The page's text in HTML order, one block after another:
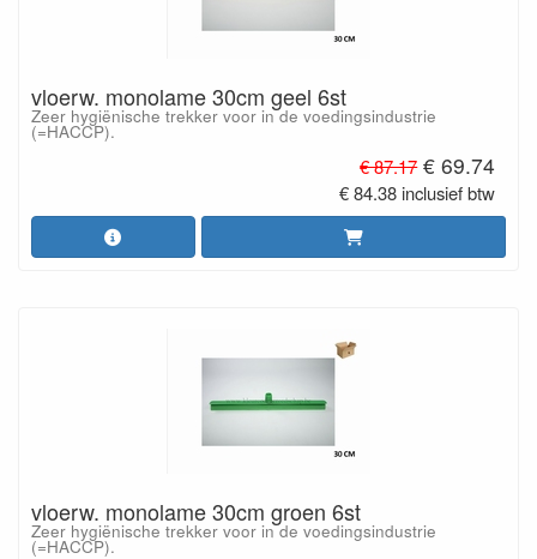
vloerw. monolame 30cm geel 6st
Zeer hygiënische trekker voor in de voedingsindustrie
(=HACCP).
€ 87.17 € 69.74
€ 84.38 inclusief btw
vloerw. monolame 30cm groen 6st
Zeer hygiënische trekker voor in de voedingsindustrie
(=HACCP).